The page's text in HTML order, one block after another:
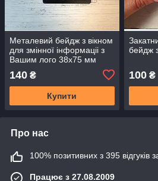
Металевий бейдж з вікном
для змінної інформаціі з
Вашим лого 38х75 мм
140 ₴
Купити
бейдж
100₴
Про нас
100% позитивних з 395 відгуків
Працює з 27.08.2009